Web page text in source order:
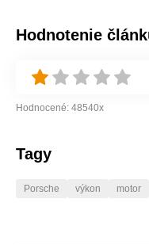
Hodnotenie
Hodnocené: 48540x
Tagy
Porsche výkon motor